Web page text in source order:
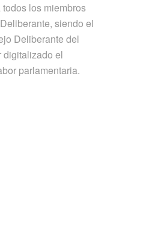
los miembros
siendo el
Deliberante del
digitalizado el
parlamentaria.